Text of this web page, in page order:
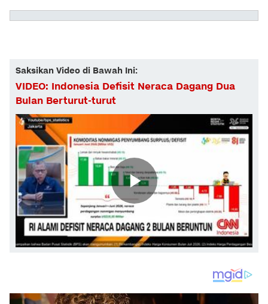
Saksikan Video di Bawah Ini:
VIDEO: Indonesia Defisit Neraca Dagang Dua
Bulan Berturut-turut